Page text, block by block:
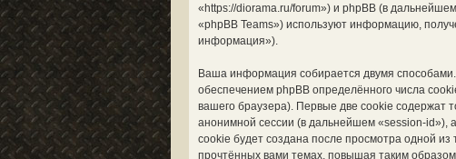
«https://diorama.ru/forum») и phpBB (в
«phpBB Teams») используют информацию,
информация»).
Ваша информация собирается двумя
обеспечением phpBB определённого числа
вашего браузера). Первые две cookie содержат
анонимной сессии (в дальнейшем «session-id»),
cookie будет создана после просмотра одной
прочтённых вами темах, повышая таким